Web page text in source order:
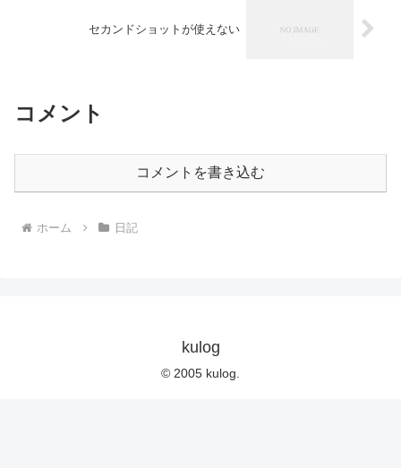
セカンドショットが使えない
コメント
コメントを書き込む
ホーム 日記
kulog
© 2005 kulog.